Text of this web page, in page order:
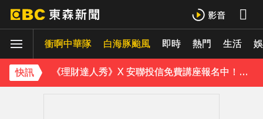
衝啊中華隊 白海豚颱風 即時 熱門 生活
快訊
下載東森App，隨時掌握天下大小事！
《理財達人秀》X 安聯投信免費講座報名中！搶先卡位 2027
下載東森App，隨時掌握天下大小事！